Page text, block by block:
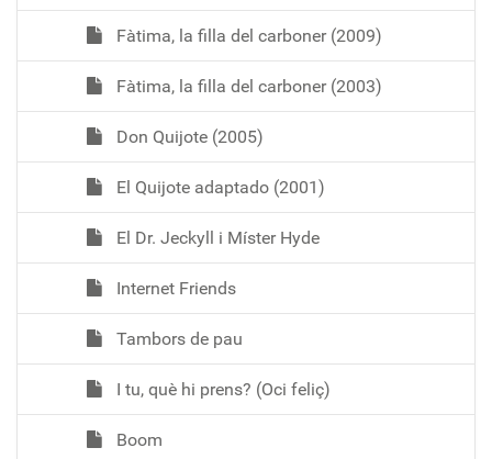
Fàtima, la filla del carboner (2009)
Fàtima, la filla del carboner (2003)
Don Quijote (2005)
El Quijote adaptado (2001)
El Dr. Jeckyll i Míster Hyde
Internet Friends
Tambors de pau
I tu, què hi prens? (Oci feliç)
Boom